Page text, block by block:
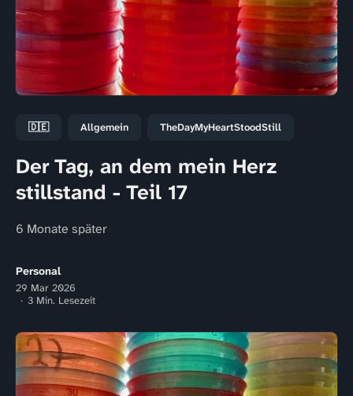
🇩🇪 Allgemein TheDayMyHeartStoodStill
Der Tag, an dem mein Herz
stillstand - Teil 17
6 Monate später
Personal
29 Mar 2026
3 Min. Lesezeit